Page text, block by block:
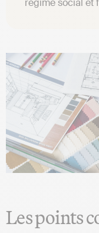
Les points